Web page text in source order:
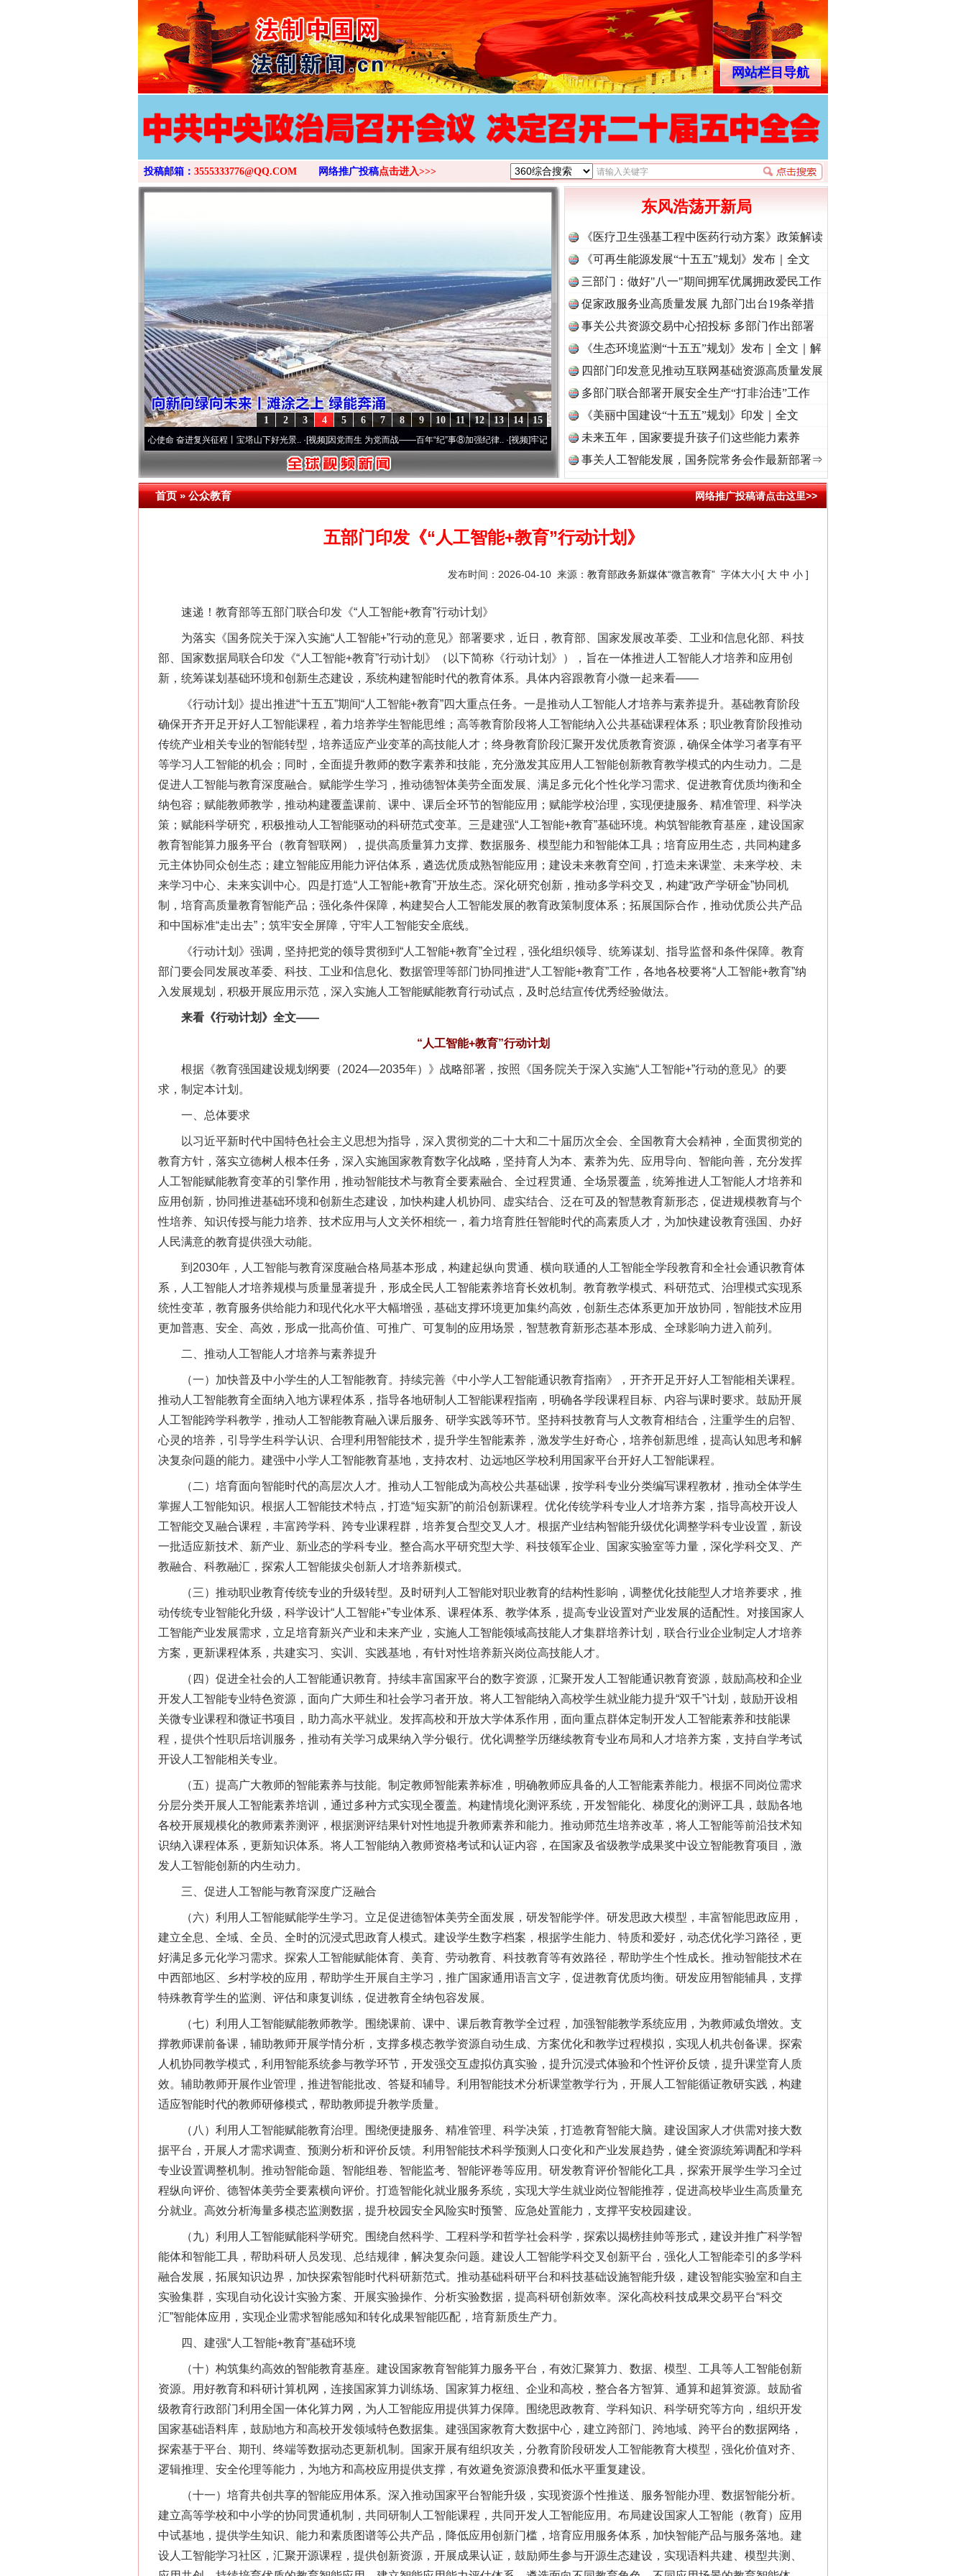
>
网站栏目导航
投稿邮箱： 3555333776@QQ.COM 网络推广投稿点击进入>>>
15
14
13
12
11
10
9
8
7
6
5
4
3
2
1
牢记初心使命 奋进复兴征程丨宝塔山下好光景..·[视频]因党而生 为党而战——百年“纪”事⑧加强纪律..·[视频]牢记初心使命 奋进复兴征程丨“转折之城”激荡..·[视频]牢记初心使命 奋进复兴征程丨红船起航处 潮起..
东风浩荡开新局
《医疗卫生强基工程中医药行动方案》政策解读
《可再生能源发展“十五五”规划》发布｜全文
三部门：做好"八一"期间拥军优属拥政爱民工作
促家政服务业高质量发展 九部门出台19条举措
事关公共资源交易中心招投标 多部门作出部署
《生态环境监测“十五五”规划》发布｜全文｜解
读
四部门印发意见推动互联网基础资源高质量发展
多部门联合部署开展安全生产“打非治违”工作
《美丽中国建设“十五五”规划》印发｜全文
未来五年，国家要提升孩子们这些能力素养
事关人工智能发展，国务院常务会作最新部署⇒
首页»公众教育 网络推广投稿请点击这里>>
五部门印发《“人工智能+教育”行动计划》
发布时间：2026-04-10 来源： 教育部政务新媒体“微言教育” 字体大小[ 大 中 小 ]
速递！教育部等五部门联合印发《“人工智能+教育”行动计划》
为落实《国务院关于深入实施“人工智能+”行动的意见》部署要求，近日，教育部、国家发展改革委、工业和信息化部、科技
部、国家数据局联合印发《“人工智能+教育”行动计划》（以下简称《行动计划》），旨在一体推进人工智能人才培养和应用创
新，统筹谋划基础环境和创新生态建设，系统构建智能时代的教育体系。具体内容跟教育小微一起来看——
《行动计划》提出推进“十五五”期间“人工智能+教育”四大重点任务。一是推动人工智能人才培养与素养提升。基础教育阶段
确保开齐开足开好人工智能课程，着力培养学生智能思维；高等教育阶段将人工智能纳入公共基础课程体系；职业教育阶段推动
传统产业相关专业的智能转型，培养适应产业变革的高技能人才；终身教育阶段汇聚开发优质教育资源，确保全体学习者享有平
等学习人工智能的机会；同时，全面提升教师的数字素养和技能，充分激发其应用人工智能创新教育教学模式的内生动力。二是
促进人工智能与教育深度融合。赋能学生学习，推动德智体美劳全面发展、满足多元化个性化学习需求、促进教育优质均衡和全
纳包容；赋能教师教学，推动构建覆盖课前、课中、课后全环节的智能应用；赋能学校治理，实现便捷服务、精准管理、科学决
策；赋能科学研究，积极推动人工智能驱动的科研范式变革。三是建强“人工智能+教育”基础环境。构筑智能教育基座，建设国家
教育智能算力服务平台（教育智联网），提供高质量算力支撑、数据服务、模型能力和智能体工具；培育应用生态，共同构建多
元主体协同众创生态；建立智能应用能力评估体系，遴选优质成熟智能应用；建设未来教育空间，打造未来课堂、未来学校、未
来学习中心、未来实训中心。四是打造“人工智能+教育”开放生态。深化研究创新，推动多学科交叉，构建“政产学研金”协同机
制，培育高质量教育智能产品；强化条件保障，构建契合人工智能发展的教育政策制度体系；拓展国际合作，推动优质公共产品
和中国标准“走出去”；筑牢安全屏障，守牢人工智能安全底线。
《行动计划》强调，坚持把党的领导贯彻到“人工智能+教育”全过程，强化组织领导、统筹谋划、指导监督和条件保障。教育
部门要会同发展改革委、科技、工业和信息化、数据管理等部门协同推进“人工智能+教育”工作，各地各校要将“人工智能+教育”纳
入发展规划，积极开展应用示范，深入实施人工智能赋能教育行动试点，及时总结宣传优秀经验做法。
来看《行动计划》全文——
“人工智能+教育”行动计划
根据《教育强国建设规划纲要（2024—2035年）》战略部署，按照《国务院关于深入实施“人工智能+”行动的意见》的要
求，制定本计划。
一、总体要求
以习近平新时代中国特色社会主义思想为指导，深入贯彻党的二十大和二十届历次全会、全国教育大会精神，全面贯彻党的
教育方针，落实立德树人根本任务，深入实施国家教育数字化战略，坚持育人为本、素养为先、应用导向、智能向善，充分发挥
人工智能赋能教育变革的引擎作用，推动智能技术与教育全要素融合、全过程贯通、全场景覆盖，统筹推进人工智能人才培养和
应用创新，协同推进基础环境和创新生态建设，加快构建人机协同、虚实结合、泛在可及的智慧教育新形态，促进规模教育与个
性培养、知识传授与能力培养、技术应用与人文关怀相统一，着力培育胜任智能时代的高素质人才，为加快建设教育强国、办好
人民满意的教育提供强大动能。
到2030年，人工智能与教育深度融合格局基本形成，构建起纵向贯通、横向联通的人工智能全学段教育和全社会通识教育体
系，人工智能人才培养规模与质量显著提升，形成全民人工智能素养培育长效机制。教育教学模式、科研范式、治理模式实现系
统性变革，教育服务供给能力和现代化水平大幅增强，基础支撑环境更加集约高效，创新生态体系更加开放协同，智能技术应用
更加普惠、安全、高效，形成一批高价值、可推广、可复制的应用场景，智慧教育新形态基本形成、全球影响力进入前列。
二、推动人工智能人才培养与素养提升
（一）加快普及中小学生的人工智能教育。持续完善《中小学人工智能通识教育指南》，开齐开足开好人工智能相关课程。
推动人工智能教育全面纳入地方课程体系，指导各地研制人工智能课程指南，明确各学段课程目标、内容与课时要求。鼓励开展
人工智能跨学科教学，推动人工智能教育融入课后服务、研学实践等环节。坚持科技教育与人文教育相结合，注重学生的启智、
心灵的培养，引导学生科学认识、合理利用智能技术，提升学生智能素养，激发学生好奇心，培养创新思维，提高认知思考和解
决复杂问题的能力。建强中小学人工智能教育基地，支持农村、边远地区学校利用国家平台开好人工智能课程。
（二）培育面向智能时代的高层次人才。推动人工智能成为高校公共基础课，按学科专业分类编写课程教材，推动全体学生
掌握人工智能知识。根据人工智能技术特点，打造“短实新”的前沿创新课程。优化传统学科专业人才培养方案，指导高校开设人
工智能交叉融合课程，丰富跨学科、跨专业课程群，培养复合型交叉人才。根据产业结构智能升级优化调整学科专业设置，新设
一批适应新技术、新产业、新业态的学科专业。整合高水平研究型大学、科技领军企业、国家实验室等力量，深化学科交叉、产
教融合、科教融汇，探索人工智能拔尖创新人才培养新模式。
（三）推动职业教育传统专业的升级转型。及时研判人工智能对职业教育的结构性影响，调整优化技能型人才培养要求，推
动传统专业智能化升级，科学设计“人工智能+”专业体系、课程体系、教学体系，提高专业设置对产业发展的适配性。对接国家人
工智能产业发展需求，立足培育新兴产业和未来产业，实施人工智能领域高技能人才集群培养计划，联合行业企业制定人才培养
方案，更新课程体系，共建实习、实训、实践基地，有针对性培养新兴岗位高技能人才。
（四）促进全社会的人工智能通识教育。持续丰富国家平台的数字资源，汇聚开发人工智能通识教育资源，鼓励高校和企业
开发人工智能专业特色资源，面向广大师生和社会学习者开放。将人工智能纳入高校学生就业能力提升“双千”计划，鼓励开设相
关微专业课程和微证书项目，助力高水平就业。发挥高校和开放大学体系作用，面向重点群体定制开发人工智能素养和技能课
程，提供个性职后培训服务，推动有关学习成果纳入学分银行。优化调整学历继续教育专业布局和人才培养方案，支持自学考试
开设人工智能相关专业。
（五）提高广大教师的智能素养与技能。制定教师智能素养标准，明确教师应具备的人工智能素养能力。根据不同岗位需求
分层分类开展人工智能素养培训，通过多种方式实现全覆盖。构建情境化测评系统，开发智能化、梯度化的测评工具，鼓励各地
各校开展规模化的教师素养测评，根据测评结果针对性地提升教师素养和能力。推动师范生培养改革，将人工智能等前沿技术知
识纳入课程体系，更新知识体系。将人工智能纳入教师资格考试和认证内容，在国家及省级教学成果奖中设立智能教育项目，激
发人工智能创新的内生动力。
三、促进人工智能与教育深度广泛融合
（六）利用人工智能赋能学生学习。立足促进德智体美劳全面发展，研发智能学伴。研发思政大模型，丰富智能思政应用，
建立全息、全域、全员、全时的沉浸式思政育人模式。建设学生数字档案，根据学生能力、特质和爱好，动态优化学习路径，更
好满足多元化学习需求。探索人工智能赋能体育、美育、劳动教育、科技教育等有效路径，帮助学生个性成长。推动智能技术在
中西部地区、乡村学校的应用，帮助学生开展自主学习，推广国家通用语言文字，促进教育优质均衡。研发应用智能辅具，支撑
特殊教育学生的监测、评估和康复训练，促进教育全纳包容发展。
（七）利用人工智能赋能教师教学。围绕课前、课中、课后教育教学全过程，加强智能教学系统应用，为教师减负增效。支
撑教师课前备课，辅助教师开展学情分析，支撑多模态教学资源自动生成、方案优化和教学过程模拟，实现人机共创备课。探索
人机协同教学模式，利用智能系统参与教学环节，开发强交互虚拟仿真实验，提升沉浸式体验和个性评价反馈，提升课堂育人质
效。辅助教师开展作业管理，推进智能批改、答疑和辅导。利用智能技术分析课堂教学行为，开展人工智能循证教研实践，构建
适应智能时代的教师研修模式，帮助教师提升教学质量。
（八）利用人工智能赋能教育治理。围绕便捷服务、精准管理、科学决策，打造教育智能大脑。建设国家人才供需对接大数
据平台，开展人才需求调查、预测分析和评价反馈。利用智能技术科学预测人口变化和产业发展趋势，健全资源统筹调配和学科
专业设置调整机制。推动智能命题、智能组卷、智能监考、智能评卷等应用。研发教育评价智能化工具，探索开展学生学习全过
程纵向评价、德智体美劳全要素横向评价。打造智能化就业服务系统，实现大学生就业岗位智能推荐，促进高校毕业生高质量充
分就业。高效分析海量多模态监测数据，提升校园安全风险实时预警、应急处置能力，支撑平安校园建设。
（九）利用人工智能赋能科学研究。围绕自然科学、工程科学和哲学社会科学，探索以揭榜挂帅等形式，建设并推广科学智
能体和智能工具，帮助科研人员发现、总结规律，解决复杂问题。建设人工智能学科交叉创新平台，强化人工智能牵引的多学科
融合发展，拓展知识边界，加快探索智能时代科研新范式。推动基础科研平台和科技基础设施智能升级，建设智能实验室和自主
实验集群，实现自动化设计实验方案、开展实验操作、分析实验数据，提高科研创新效率。深化高校科技成果交易平台“科交
汇”智能体应用，实现企业需求智能感知和转化成果智能匹配，培育新质生产力。
四、建强“人工智能+教育”基础环境
（十）构筑集约高效的智能教育基座。建设国家教育智能算力服务平台，有效汇聚算力、数据、模型、工具等人工智能创新
资源。用好教育和科研计算机网，连接国家算力训练场、国家算力枢纽、企业和高校，整合各方智算、通算和超算资源。鼓励省
级教育行政部门利用全国一体化算力网，为人工智能应用提供算力保障。围绕思政教育、学科知识、科学研究等方向，组织开发
国家基础语料库，鼓励地方和高校开发领域特色数据集。建强国家教育大数据中心，建立跨部门、跨地域、跨平台的数据网络，
探索基于平台、期刊、终端等数据动态更新机制。国家开展有组织攻关，分教育阶段研发人工智能教育大模型，强化价值对齐、
逻辑推理、安全伦理等能力，为地方和高校应用提供支撑，有效避免资源浪费和低水平重复建设。
（十一）培育共创共享的智能应用体系。深入推动国家平台智能升级，实现资源个性推送、服务智能办理、数据智能分析。
建立高等学校和中小学的协同贯通机制，共同研制人工智能课程，共同开发人工智能应用。布局建设国家人工智能（教育）应用
中试基地，提供学生知识、能力和素质图谱等公共产品，降低应用创新门槛，培育应用服务体系，加快智能产品与服务落地。建
设人工智能学习社区，汇聚开源课程，提供创新资源，开展成果认证，鼓励师生参与开源生态建设，实现语料共建、模型共测、